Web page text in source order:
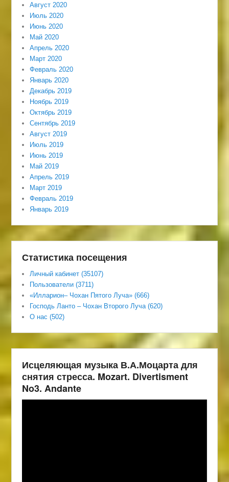
Август 2020
Июль 2020
Июнь 2020
Май 2020
Апрель 2020
Март 2020
Февраль 2020
Январь 2020
Декабрь 2019
Ноябрь 2019
Октябрь 2019
Сентябрь 2019
Август 2019
Июль 2019
Июнь 2019
Май 2019
Апрель 2019
Март 2019
Февраль 2019
Январь 2019
Статистика посещения
Личный кабинет (35107)
Пользователи (3711)
«Илларион– Чохан Пятого Луча» (666)
Господь Ланто – Чохан Второго Луча (620)
О нас (502)
Исцеляющая музыка В.А.Моцарта для
снятия стресса. Mozart. Divertisment
No3. Andante